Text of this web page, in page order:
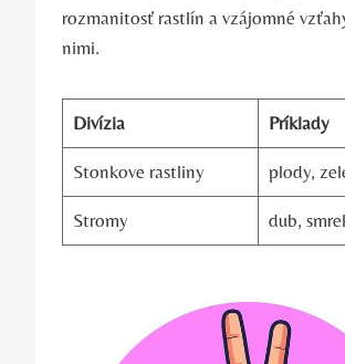
rozmanitosť rastlín a vzájomné
nimi.
Divízia Príklady
Stonkove rastliny plody,
Stromy dub,